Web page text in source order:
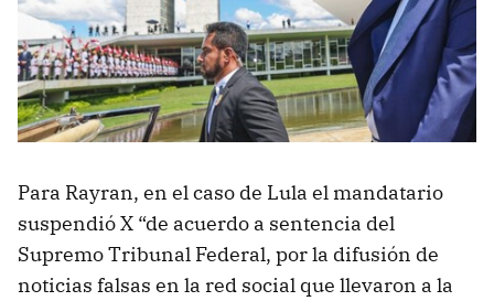
Para Rayran, en el caso de Lula el mandatario
suspendió X “de acuerdo a sentencia del
Supremo Tribunal Federal, por la difusión de
noticias falsas en la red social que llevaron a la